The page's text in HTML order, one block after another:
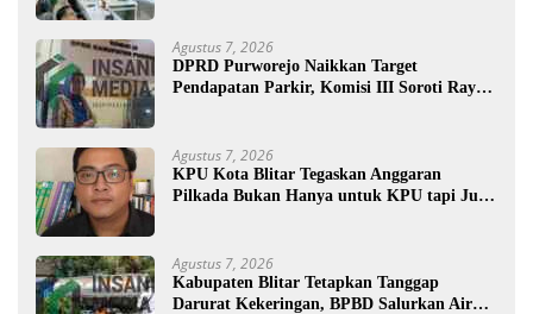
Agustus 7, 2026
DPRD Purworejo Naikkan Target
Pendapatan Parkir, Komisi III Soroti Rayon
Agustus 7, 2026
KPU Kota Blitar Tegaskan Anggaran
Pilkada Bukan Hanya untuk KPU tapi Juga
Agustus 7, 2026
Kabupaten Blitar Tetapkan Tanggap
Darurat Kekeringan, BPBD Salurkan Air